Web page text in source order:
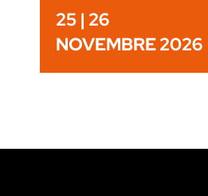
25 | 26
NOVEMBRE 2026